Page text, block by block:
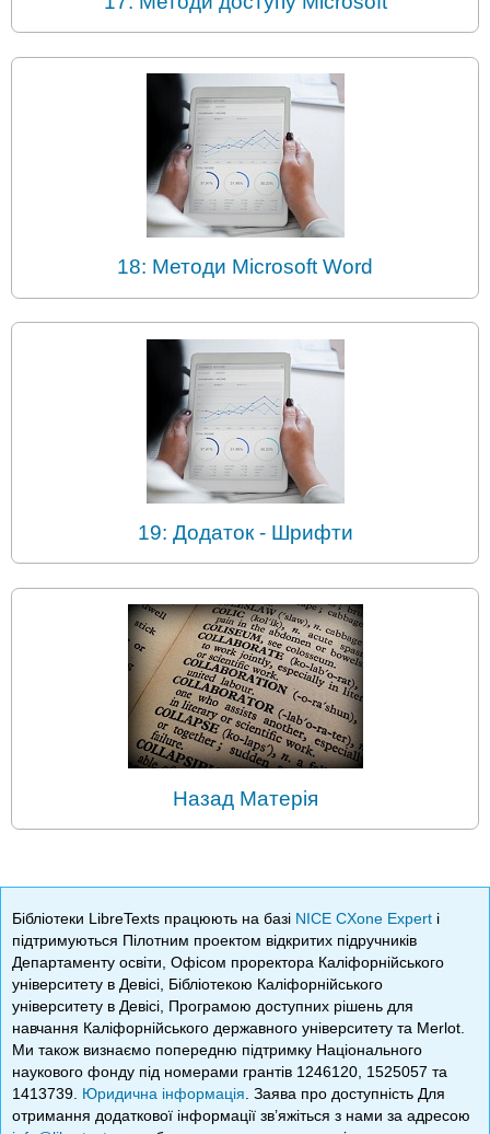
18: Методи Microsoft Word
19: Додаток - Шрифти
Назад Матерія
Бібліотеки LibreTexts працюють на базі NICE CXone Expert і
підтримуються Пілотним проектом відкритих підручників
Департаменту освіти, Офісом проректора Каліфорнійського
університету в Девісі, Бібліотекою Каліфорнійського
університету в Девісі, Програмою доступних рішень для
навчання Каліфорнійського державного університету та Merlot.
Ми також визнаємо попередню підтримку Національного
наукового фонду під номерами грантів 1246120, 1525057 та
1413739. Юридична інформація . Заява про доступність Для
отримання додаткової інформації зв’яжіться з нами за адресою